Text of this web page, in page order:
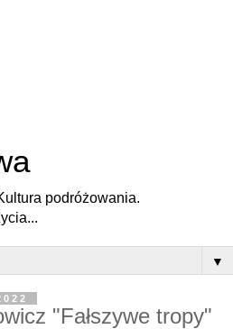
podróżowania.
▼
"Fałszywe tropy"